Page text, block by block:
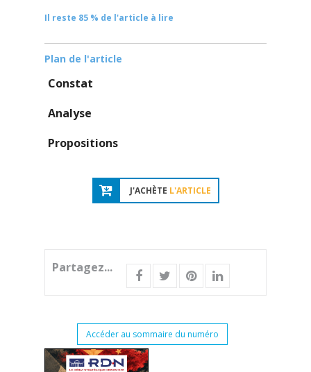
Il reste 85 % de l'article à lire
Plan de l'article
Constat
Analyse
Propositions
J'ACHÈTE L'ARTICLE
Partagez...
Accéder au sommaire du numéro